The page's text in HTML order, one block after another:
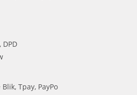
DPD
Tpay, PayPo